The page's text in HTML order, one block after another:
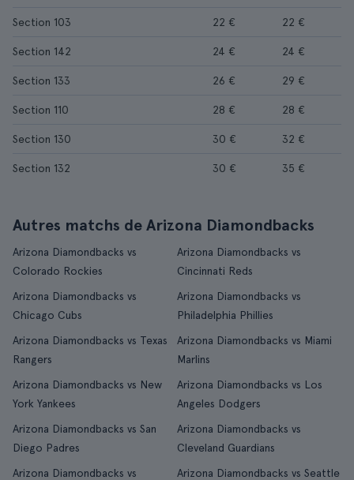
Section 103 22 € 22 €
Section 142 24 € 24 €
Section 133 26 € 29 €
Section 110 28 € 28 €
Section 130 30 € 32 €
Section 132 30 € 35 €
Autres matchs de Arizona Diamondbacks
Arizona Diamondbacks vs
Colorado Rockies
Arizona Diamondbacks vs
Cincinnati Reds
Arizona Diamondbacks vs
Chicago Cubs
Arizona Diamondbacks vs
Philadelphia Phillies
Arizona Diamondbacks vs Texas
Rangers
Arizona Diamondbacks vs Miami
Marlins
Arizona Diamondbacks vs New
York Yankees
Arizona Diamondbacks vs Los
Angeles Dodgers
Arizona Diamondbacks vs San
Diego Padres
Arizona Diamondbacks vs
Cleveland Guardians
Arizona Diamondbacks vs
Arizona Diamondbacks vs Seattle